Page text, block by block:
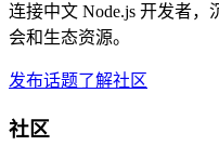
连接中文 Node.js 开发者
会和生态资源。
发布话题了解社区
社区